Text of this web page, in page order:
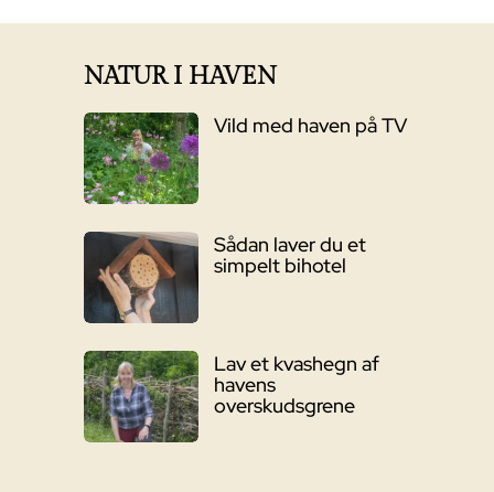
NATUR I HAVEN
Vild med haven på TV
Sådan laver du et
simpelt bihotel
Lav et kvashegn af
havens
overskudsgrene